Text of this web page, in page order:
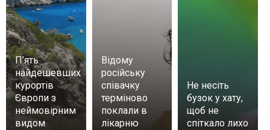
П’ять
найдешевших
курортів
Європи з
неймовірним
видом
Відому
російську
співачку
терміново
поклали в
лікарню
Не несіть
бузок у хату,
щоб не
спіткало лихо